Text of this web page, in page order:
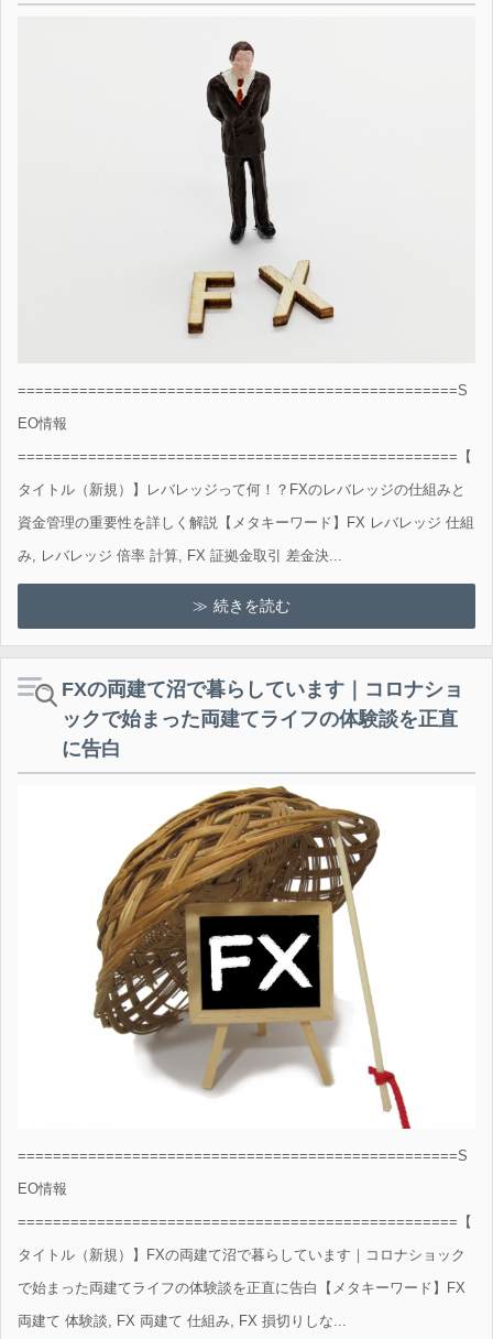
==================================================S
EO情報
==================================================【
タイトル（新規）】レバレッジって何！？FXのレバレッジの仕組みと
資金管理の重要性を詳しく解説【メタキーワード】FX レバレッジ 仕組
み, レバレッジ 倍率 計算, FX 証拠金取引 差金決...
続きを読む
FXの両建て沼で暮らしています｜コロナショ
ックで始まった両建てライフの体験談を正直
に告白
==================================================S
EO情報
==================================================【
タイトル（新規）】FXの両建て沼で暮らしています｜コロナショック
で始まった両建てライフの体験談を正直に告白【メタキーワード】FX
両建て 体験談, FX 両建て 仕組み, FX 損切りしな...